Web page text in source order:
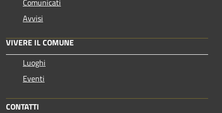
Comunicati
Avvisi
VIVERE IL COMUNE
Luoghi
Eventi
CONTATTI